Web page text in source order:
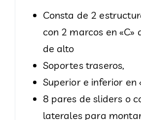
Consta de 2
con 2 marcos en «C»
de alto
Soportes traseros,
Superior e inferior en
8 pares de sliders o
laterales para